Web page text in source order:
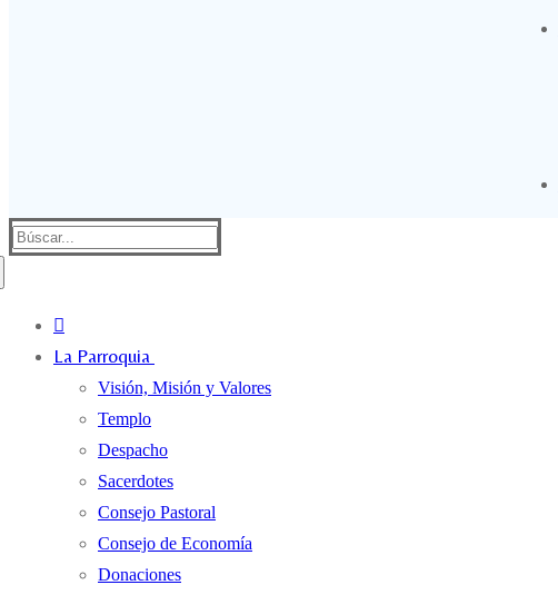
Buscar:
La Parroquia
Visión, Misión y Valores
Templo
Despacho
Sacerdotes
Consejo Pastoral
Consejo de Economía
Donaciones